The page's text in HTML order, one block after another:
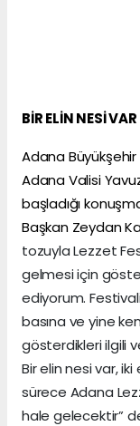
BİR ELİN NESİ
Adana
Adana Valisi
başladığı
Başkan Zeydan
tozuyla Lezzet
gelmesi için
ediyorum.
basına ve yine
gösterdikleri ilgili
Bir elin nesi var,
sürece Adana
hale gelecektir”